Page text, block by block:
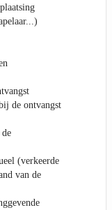
de ontvangst
(verkeerde
van de